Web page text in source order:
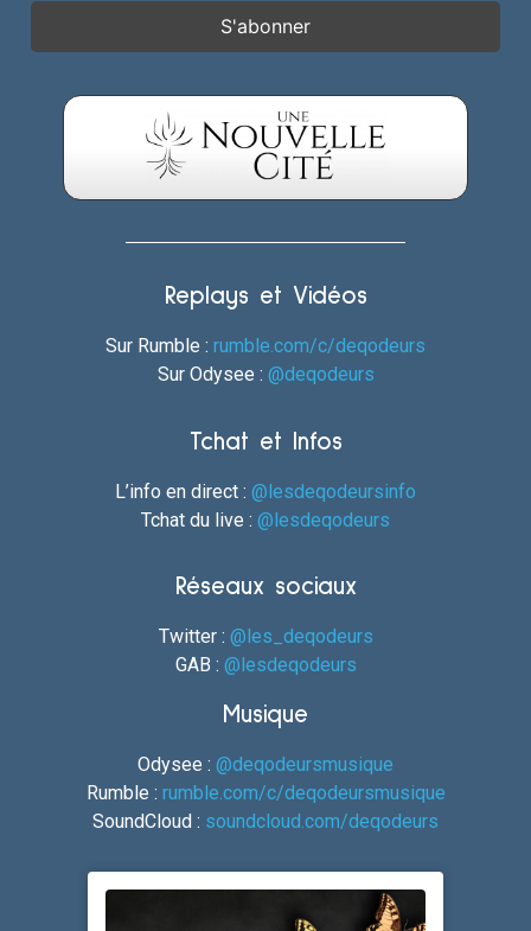
Replays et Vidéos
Sur Rumble : rumble.com/c/deqodeurs
Sur Odysee : @deqodeurs
Tchat et Infos
L’info en direct : @lesdeqodeursinfo
Tchat du live : @lesdeqodeurs
Réseaux sociaux
Twitter : @les_deqodeurs
GAB : @lesdeqodeurs
Musique
Odysee : @deqodeursmusique
Rumble : rumble.com/c/deqodeursmusique
SoundCloud : soundcloud.com/deqodeurs